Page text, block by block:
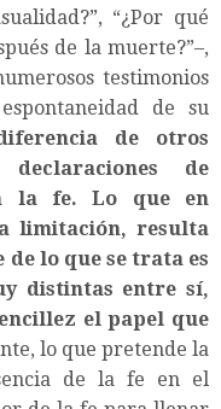
“¿Por qué
de la muerte?”–,
testimonios
de su
de otros
de
la fe. Lo que en
limitación, resulta
lo que se trata es
distintas entre sí,
el papel que
lo que pretende la
de la fe en el